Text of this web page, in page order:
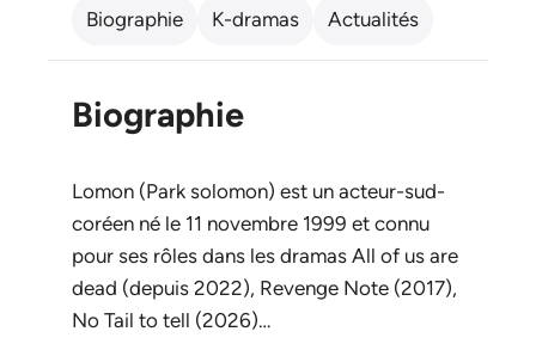
Biographie K-dramas Actualités
Biographie
Lomon (Park solomon) est un acteur-sud-
coréen né le 11 novembre 1999 et connu
pour ses rôles dans les dramas All of us are
dead (depuis 2022), Revenge Note (2017),
No Tail to tell (2026)…